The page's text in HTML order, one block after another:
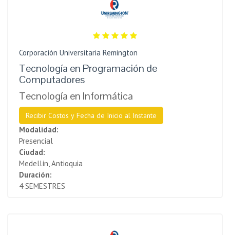
Corporación Universitaria Remington
Tecnología en Programación de
Computadores
Tecnología en Informática
Recibir Costos y Fecha de Inicio al Instante
Modalidad:
Presencial
Ciudad:
Medellín, Antioquia
Duración:
4 SEMESTRES